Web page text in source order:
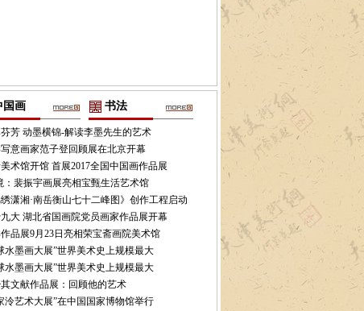
国画 书法
芳 动墨横锦-解读李墨先生的艺术
意画家范子登回顾展在北京开幕
术馆开馆 首展2017全国中国画作品展
：裴振宇画展亮相宝甄生活艺术馆
绣潇湘·南岳衡山七十二峰图》创作工程启动
大 湖北省国画院党员画家作品展开幕
品展9月23日亮相荣宝斋画院美术馆
水墨画大展”世界美术史上规模最大
水墨画大展”世界美术史上规模最大
文献作品展：回顾他的艺术
泠艺术大展”在中国国家博物馆举行